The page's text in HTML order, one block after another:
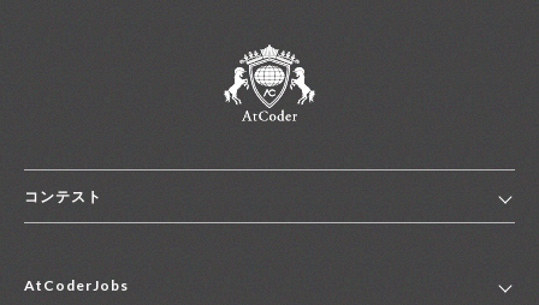
コンテスト
コンテスト一覧
AtCoderJobs